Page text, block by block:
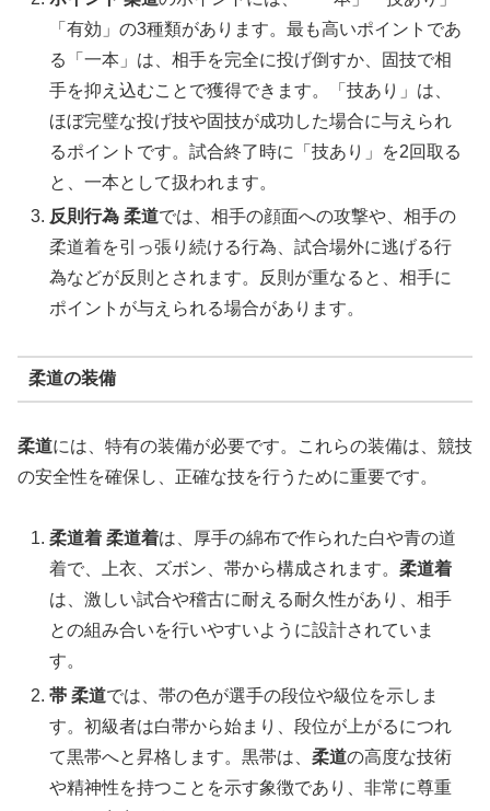
「有効」の3種類があります。最も高いポイントであ
る「一本」は、相手を完全に投げ倒すか、固技で相
手を抑え込むことで獲得できます。「技あり」は、
ほぼ完璧な投げ技や固技が成功した場合に与えられ
るポイントです。試合終了時に「技あり」を2回取る
と、一本として扱われます。
反則行為 柔道では、相手の顔面への攻撃や、相手の
柔道着を引っ張り続ける行為、試合場外に逃げる行
為などが反則とされます。反則が重なると、相手に
ポイントが与えられる場合があります。
柔道の装備
柔道には、特有の装備が必要です。これらの装備は、競技
の安全性を確保し、正確な技を行うために重要です。
柔道着 柔道着は、厚手の綿布で作られた白や青の道
着で、上衣、ズボン、帯から構成されます。柔道着
は、激しい試合や稽古に耐える耐久性があり、相手
との組み合いを行いやすいように設計されていま
す。
帯 柔道では、帯の色が選手の段位や級位を示しま
す。初級者は白帯から始まり、段位が上がるにつれ
て黒帯へと昇格します。黒帯は、柔道の高度な技術
や精神性を持つことを示す象徴であり、非常に尊重